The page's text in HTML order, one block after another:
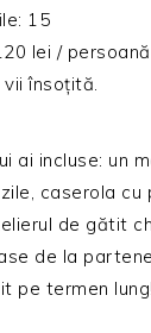
e: 15
lei /
însoțită.
ai incluse: un
caserola cu
de gătit
de la
pe termen lung!